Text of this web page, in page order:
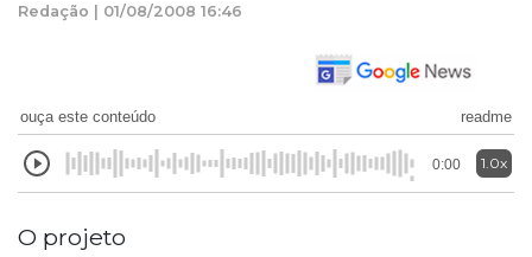
Redação | 01/08/2008 16:46
ouça este conteúdo readme
0:00 1.0x
O projeto